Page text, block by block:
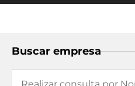
Buscar empresa